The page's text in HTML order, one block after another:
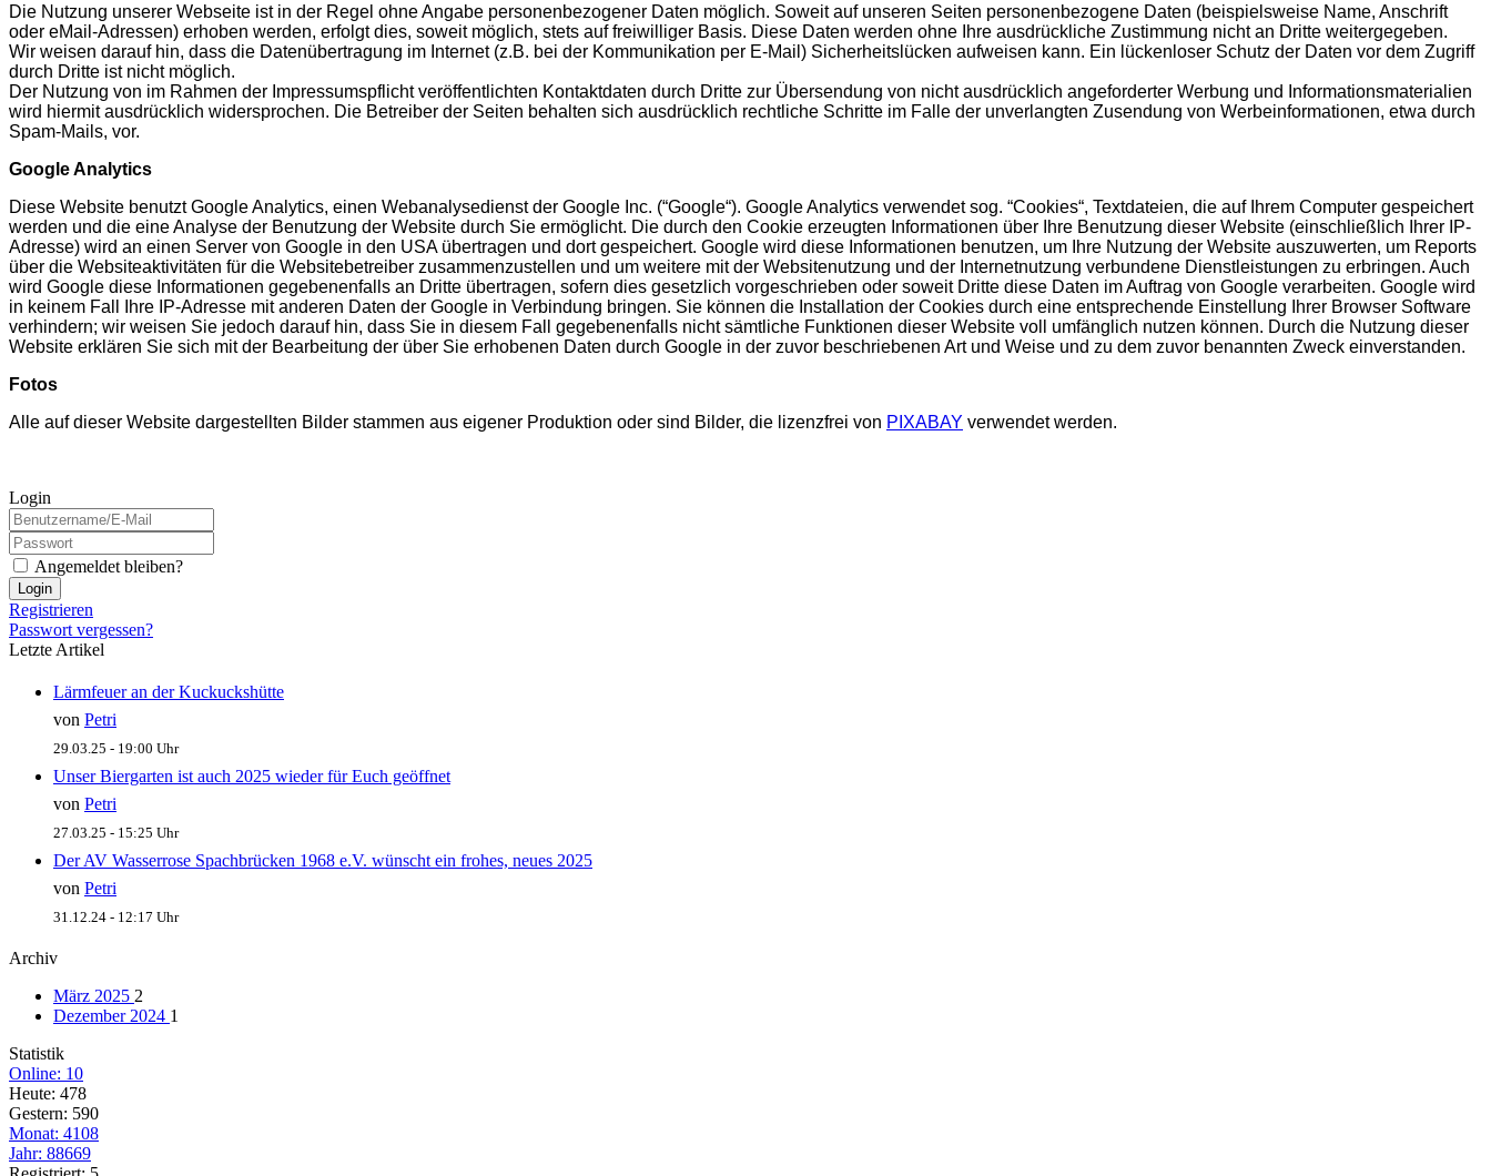
Die Nutzung unserer Webseite ist in der Regel ohne Angabe personenbezogener Daten möglich. Soweit auf unseren Seiten personenbezogene Daten (beispielsweise Name, Anschrift
oder eMail-Adressen) erhoben werden, erfolgt dies, soweit möglich, stets auf freiwilliger Basis. Diese Daten werden ohne Ihre ausdrückliche Zustimmung nicht an Dritte weitergegeben.
Wir weisen darauf hin, dass die Datenübertragung im Internet (z.B. bei der Kommunikation per E-Mail) Sicherheitslücken aufweisen kann. Ein lückenloser Schutz der Daten vor dem Zugriff
durch Dritte ist nicht möglich.
Der Nutzung von im Rahmen der Impressumspflicht veröffentlichten Kontaktdaten durch Dritte zur Übersendung von nicht ausdrücklich angeforderter Werbung und Informationsmaterialien
wird hiermit ausdrücklich widersprochen. Die Betreiber der Seiten behalten sich ausdrücklich rechtliche Schritte im Falle der unverlangten Zusendung von Werbeinformationen, etwa durch
Spam-Mails, vor.
Google Analytics
Diese Website benutzt Google Analytics, einen Webanalysedienst der Google Inc. (“Google“). Google Analytics verwendet sog. “Cookies“, Textdateien, die auf Ihrem Computer gespeichert
werden und die eine Analyse der Benutzung der Website durch Sie ermöglicht. Die durch den Cookie erzeugten Informationen über Ihre Benutzung dieser Website (einschließlich Ihrer IP-
Adresse) wird an einen Server von Google in den USA übertragen und dort gespeichert. Google wird diese Informationen benutzen, um Ihre Nutzung der Website auszuwerten, um Reports
über die Websiteaktivitäten für die Websitebetreiber zusammenzustellen und um weitere mit der Websitenutzung und der Internetnutzung verbundene Dienstleistungen zu erbringen. Auch
wird Google diese Informationen gegebenenfalls an Dritte übertragen, sofern dies gesetzlich vorgeschrieben oder soweit Dritte diese Daten im Auftrag von Google verarbeiten. Google wird
in keinem Fall Ihre IP-Adresse mit anderen Daten der Google in Verbindung bringen. Sie können die Installation der Cookies durch eine entsprechende Einstellung Ihrer Browser Software
verhindern; wir weisen Sie jedoch darauf hin, dass Sie in diesem Fall gegebenenfalls nicht sämtliche Funktionen dieser Website voll umfänglich nutzen können. Durch die Nutzung dieser
Website erklären Sie sich mit der Bearbeitung der über Sie erhobenen Daten durch Google in der zuvor beschriebenen Art und Weise und zu dem zuvor benannten Zweck einverstanden.
Fotos
Alle auf dieser Website dargestellten Bilder stammen aus eigener Produktion oder sind Bilder, die lizenzfrei von PIXABAY verwendet werden.
Login
Angemeldet bleiben?
Login
Registrieren
Passwort vergessen?
Letzte Artikel
Lärmfeuer an der Kuckuckshütte
von Petri
29.03.25 - 19:00 Uhr
Unser Biergarten ist auch 2025 wieder für Euch geöffnet
von Petri
27.03.25 - 15:25 Uhr
Der AV Wasserrose Spachbrücken 1968 e.V. wünscht ein frohes, neues 2025
von Petri
31.12.24 - 12:17 Uhr
Archiv
März 2025 2
Dezember 2024 1
Statistik
Online: 10
Heute: 478
Gestern: 590
Monat: 4108
Jahr: 88669